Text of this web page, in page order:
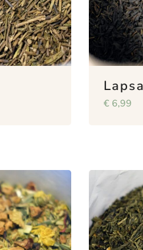
€ 6,99